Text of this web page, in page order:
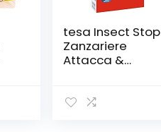
tesa Insect Stop
Zanzariere
Attacca &
Finestre –